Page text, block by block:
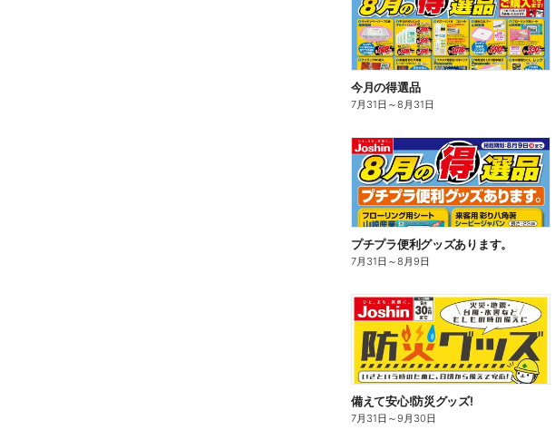
今月の得選品
7月31日 ～8月31日
プチプラ便利グッズあります。
7月31日 ～8月9日
備えて安心!防災グッズ!
7月31日 ～9月30日